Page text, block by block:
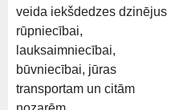
veida iekšdedzes dzinējus
rūpniecībai,
lauksaimniecībai,
būvniecībai, jūras
transportam un citām